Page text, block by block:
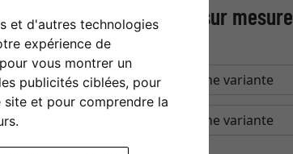
et d'autres technologies
expérience de
vous montrer un
publicités ciblées, pour
et pour comprendre la
Cadre en bois Chartres sur mesure
couleur